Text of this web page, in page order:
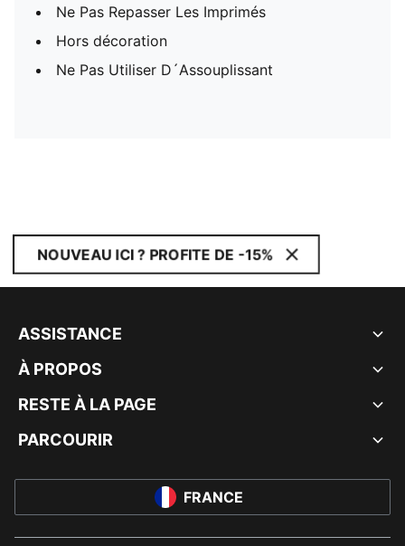
Ne Pas Repasser Les Imprimés
Hors décoration
Ne Pas Utiliser D´Assouplissant
NOUVEAU ICI ? PROFITE DE -15%
ASSISTANCE
À PROPOS
RESTE À LA PAGE
PARCOURIR
FRANCE